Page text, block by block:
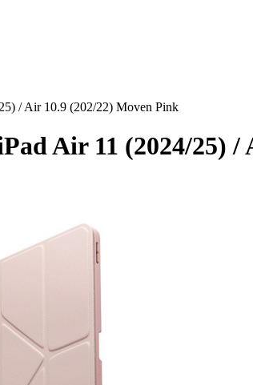
/ Air 10.9 (202/22) Moven Pink
Air 11 (2024/25) /